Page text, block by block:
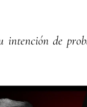
intención de